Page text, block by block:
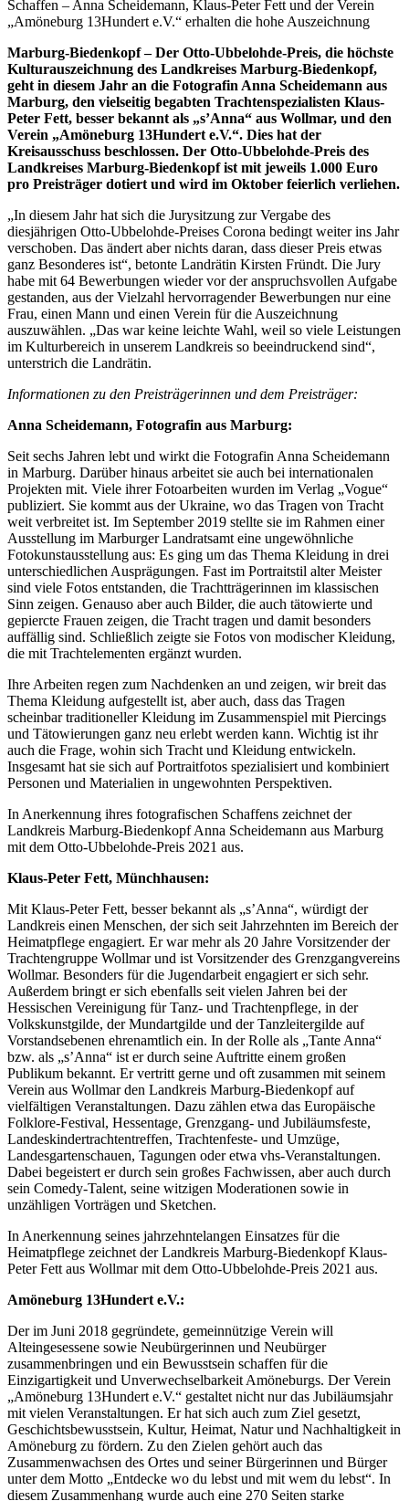
Schaffen – Anna Scheidemann, Klaus-Peter Fett und der Verein
„Amöneburg 13Hundert e.V.“ erhalten die hohe Auszeichnung
Marburg-Biedenkopf – Der Otto-Ubbelohde-Preis, die höchste
Kulturauszeichnung des Landkreises Marburg-Biedenkopf,
geht in diesem Jahr an die Fotografin Anna Scheidemann aus
Marburg, den vielseitig begabten Trachtenspezialisten Klaus-
Peter Fett, besser bekannt als „s’Anna“ aus Wollmar, und den
Verein „Amöneburg 13Hundert e.V.“. Dies hat der
Kreisausschuss beschlossen. Der Otto-Ubbelohde-Preis des
Landkreises Marburg-Biedenkopf ist mit jeweils 1.000 Euro
pro Preisträger dotiert und wird im Oktober feierlich verliehen.
„In diesem Jahr hat sich die Jurysitzung zur Vergabe des
diesjährigen Otto-Ubbelohde-Preises Corona bedingt weiter ins Jahr
verschoben. Das ändert aber nichts daran, dass dieser Preis etwas
ganz Besonderes ist“, betonte Landrätin Kirsten Fründt. Die Jury
habe mit 64 Bewerbungen wieder vor der anspruchsvollen Aufgabe
gestanden, aus der Vielzahl hervorragender Bewerbungen nur eine
Frau, einen Mann und einen Verein für die Auszeichnung
auszuwählen. „Das war keine leichte Wahl, weil so viele Leistungen
im Kulturbereich in unserem Landkreis so beeindruckend sind“,
unterstrich die Landrätin.
Informationen zu den Preisträgerinnen und dem Preisträger:
Anna Scheidemann, Fotografin aus Marburg:
Seit sechs Jahren lebt und wirkt die Fotografin Anna Scheidemann
in Marburg. Darüber hinaus arbeitet sie auch bei internationalen
Projekten mit. Viele ihrer Fotoarbeiten wurden im Verlag „Vogue“
publiziert. Sie kommt aus der Ukraine, wo das Tragen von Tracht
weit verbreitet ist. Im September 2019 stellte sie im Rahmen einer
Ausstellung im Marburger Landratsamt eine ungewöhnliche
Fotokunstausstellung aus: Es ging um das Thema Kleidung in drei
unterschiedlichen Ausprägungen. Fast im Portraitstil alter Meister
sind viele Fotos entstanden, die Trachtträgerinnen im klassischen
Sinn zeigen. Genauso aber auch Bilder, die auch tätowierte und
gepiercte Frauen zeigen, die Tracht tragen und damit besonders
auffällig sind. Schließlich zeigte sie Fotos von modischer Kleidung,
die mit Trachtelementen ergänzt wurden.
Ihre Arbeiten regen zum Nachdenken an und zeigen, wir breit das
Thema Kleidung aufgestellt ist, aber auch, dass das Tragen
scheinbar traditioneller Kleidung im Zusammenspiel mit Piercings
und Tätowierungen ganz neu erlebt werden kann. Wichtig ist ihr
auch die Frage, wohin sich Tracht und Kleidung entwickeln.
Insgesamt hat sie sich auf Portraitfotos spezialisiert und kombiniert
Personen und Materialien in ungewohnten Perspektiven.
In Anerkennung ihres fotografischen Schaffens zeichnet der
Landkreis Marburg-Biedenkopf Anna Scheidemann aus Marburg
mit dem Otto-Ubbelohde-Preis 2021 aus.
Klaus-Peter Fett, Münchhausen:
Mit Klaus-Peter Fett, besser bekannt als „s’Anna“, würdigt der
Landkreis einen Menschen, der sich seit Jahrzehnten im Bereich der
Heimatpflege engagiert. Er war mehr als 20 Jahre Vorsitzender der
Trachtengruppe Wollmar und ist Vorsitzender des Grenzgangvereins
Wollmar. Besonders für die Jugendarbeit engagiert er sich sehr.
Außerdem bringt er sich ebenfalls seit vielen Jahren bei der
Hessischen Vereinigung für Tanz- und Trachtenpflege, in der
Volkskunstgilde, der Mundartgilde und der Tanzleitergilde auf
Vorstandsebenen ehrenamtlich ein. In der Rolle als „Tante Anna“
bzw. als „s’Anna“ ist er durch seine Auftritte einem großen
Publikum bekannt. Er vertritt gerne und oft zusammen mit seinem
Verein aus Wollmar den Landkreis Marburg-Biedenkopf auf
vielfältigen Veranstaltungen. Dazu zählen etwa das Europäische
Folklore-Festival, Hessentage, Grenzgang- und Jubiläumsfeste,
Landeskindertrachtentreffen, Trachtenfeste- und Umzüge,
Landesgartenschauen, Tagungen oder etwa vhs-Veranstaltungen.
Dabei begeistert er durch sein großes Fachwissen, aber auch durch
sein Comedy-Talent, seine witzigen Moderationen sowie in
unzähligen Vorträgen und Sketchen.
In Anerkennung seines jahrzehntelangen Einsatzes für die
Heimatpflege zeichnet der Landkreis Marburg-Biedenkopf Klaus-
Peter Fett aus Wollmar mit dem Otto-Ubbelohde-Preis 2021 aus.
Amöneburg 13Hundert e.V.:
Der im Juni 2018 gegründete, gemeinnützige Verein will
Alteingesessene sowie Neubürgerinnen und Neubürger
zusammenbringen und ein Bewusstsein schaffen für die
Einzigartigkeit und Unverwechselbarkeit Amöneburgs. Der Verein
„Amöneburg 13Hundert e.V.“ gestaltet nicht nur das Jubiläumsjahr
mit vielen Veranstaltungen. Er hat sich auch zum Ziel gesetzt,
Geschichtsbewusstsein, Kultur, Heimat, Natur und Nachhaltigkeit in
Amöneburg zu fördern. Zu den Zielen gehört auch das
Zusammenwachsen des Ortes und seiner Bürgerinnen und Bürger
unter dem Motto „Entdecke wo du lebst und mit wem du lebst“. In
diesem Zusammenhang wurde auch eine 270 Seiten starke